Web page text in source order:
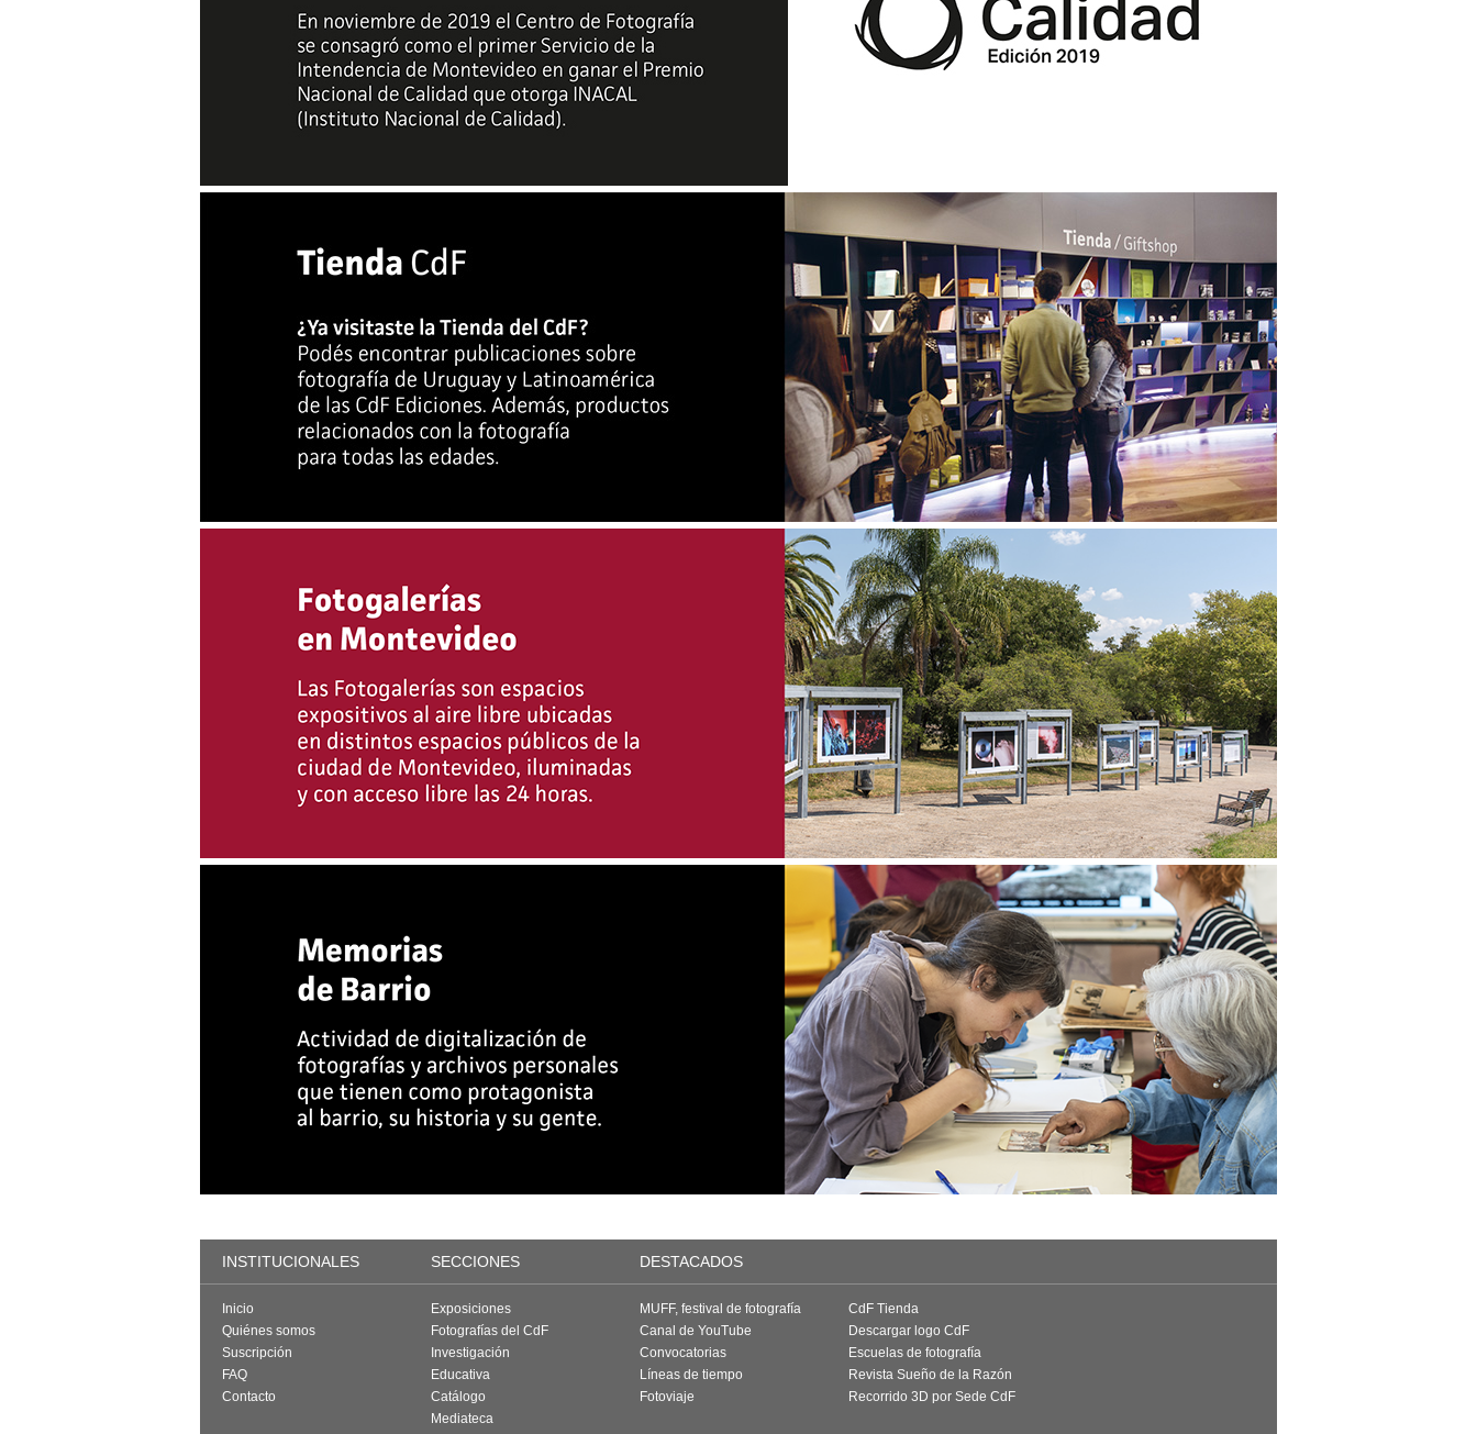
INSTITUCIONALES SECCIONES DESTACADOS
Inicio
Quiénes somos
Suscripción
FAQ
Contacto
Exposiciones
Fotografías del CdF
Investigación
Educativa
Catálogo
Mediateca
MUFF, festival de fotografía
Canal de YouTube
Convocatorias
Líneas de tiempo
Fotoviaje
CdF Tienda
Descargar logo CdF
Escuelas de fotografía
Revista Sueño de la Razón
Recorrido 3D por Sede CdF